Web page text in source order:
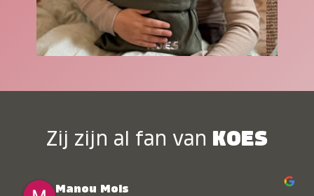
Zij zijn al fan van KOES
Manou Mols